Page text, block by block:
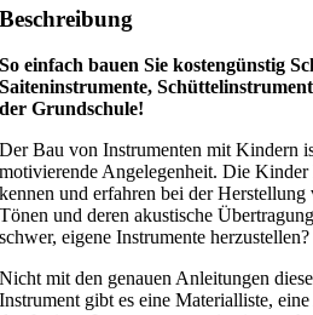
Beschreibung
So einfach bauen Sie kostengünstig
Saiteninstrumente,
der Grundschule!
Der Bau von Instrumenten mit Kindern
motivierende Angelegenheit. Die Kinder
kennen und erfahren bei der
Tönen und deren akustische
schwer, eigene Instrumente herzustellen?
Nicht mit den genauen Anleitungen
Instrument gibt es eine Materialliste,